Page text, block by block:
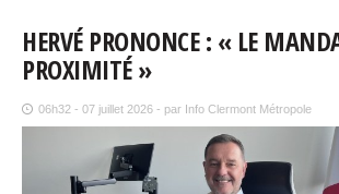
HERVÉ PRONONCE : « LE
PROXIMITÉ »
06h32 - 07 juillet 2026 - par Info Clermont Métropole